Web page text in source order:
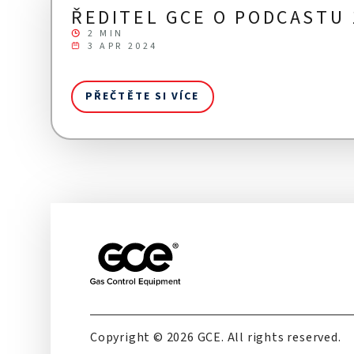
ŘEDITEL GCE O
2 MIN
3 APR 2024
PŘEČTĚTE SI VÍCE
Copyright © 2026 GCE. All rights reserved.